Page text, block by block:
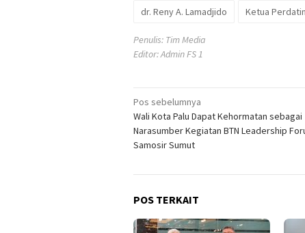
dr. Reny A. Lamadjido Ketua
Penulis: Tim Media
Editor: Admin FS 1
Navigasi
pos
Pos sebelumnya
Wali Kota Palu Dapat Kehormatan sebagai
Narasumber Kegiatan BTN Leadership
Samosir Sumut
POS TERKAIT